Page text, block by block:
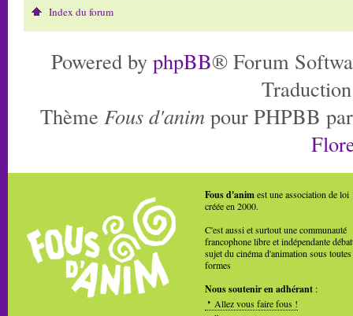
Index du forum
Powered by phpBB® Forum
Thème Fous d'anim pour PHPBB
Fous d'animest une association de loi
créée en 2000.
C'est aussi et surtout une communauté
francophone libre et indépendante
sujet du cinéma d'animation sous toutes
formes
Nous soutenir en adhérant :
Allez vous faire fous !